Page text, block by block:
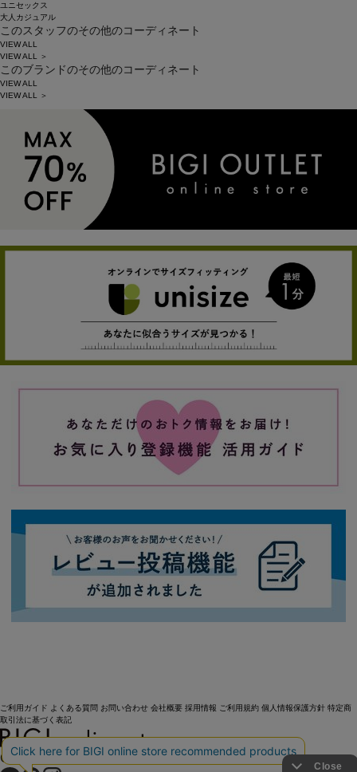
ユニセックス
大人カジュアル
このスタッフのその他のコーディネート
VIEW ALL
VIEW ALL ＞
このブランドのその他のコーディネート
VIEW ALL
VIEW ALL ＞
ご利用ガイド よくある質問 お問い合わせ 会社概要 採用情報 ご利用規約 個人情報保護方針 特定商
取引法に基づく表記
OFFICIAL SNS